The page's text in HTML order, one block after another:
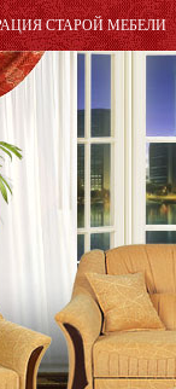
СТАРОЙ МЕБЕЛИ